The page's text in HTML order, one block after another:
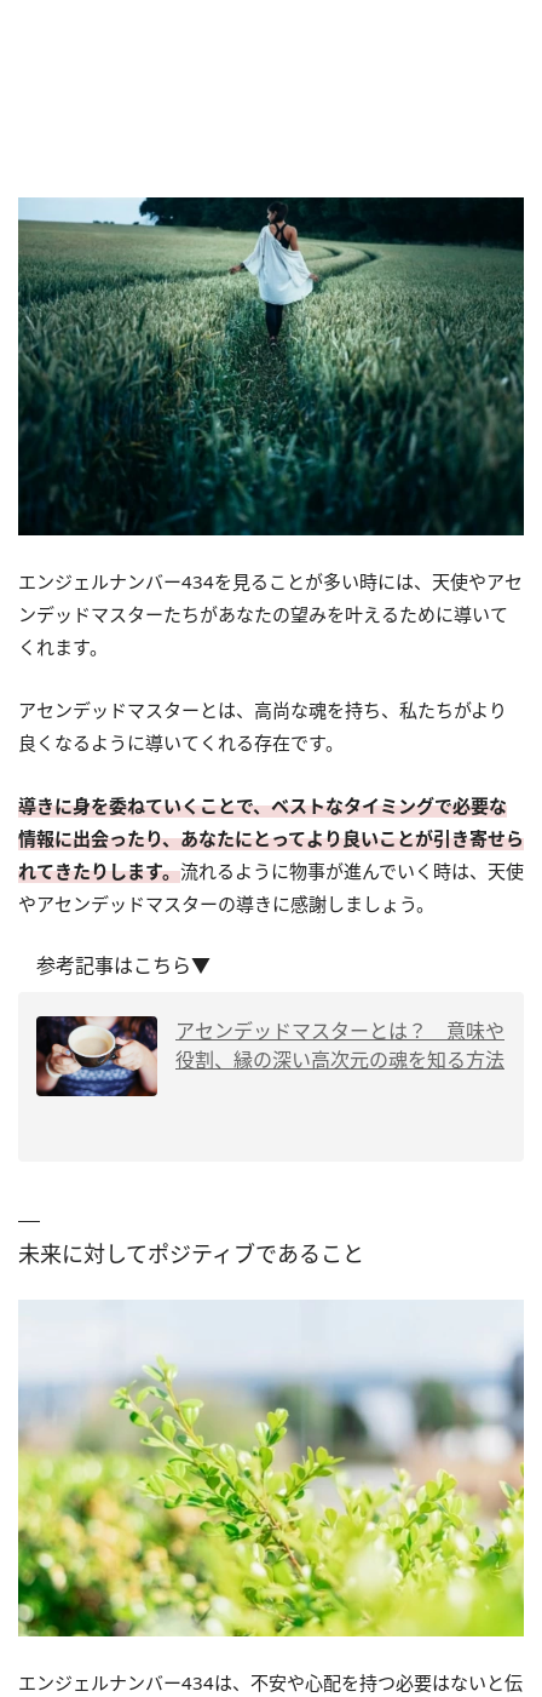
エンジェルナンバー434を見ることが多い時には、天使やアセ
ンデッドマスターたちがあなたの望みを叶えるために導いて
くれます。
アセンデッドマスターとは、高尚な魂を持ち、私たちがより
良くなるように導いてくれる存在です。
導きに身を委ねていくことで、ベストなタイミングで必要な
情報に出会ったり、あなたにとってより良いことが引き寄せら
れてきたりします。流れるように物事が進んでいく時は、天使
やアセンデッドマスターの導きに感謝しましょう。
参考記事はこちら▼
アセンデッドマスターとは？ 意味や
役割、縁の深い高次元の魂を知る方法
未来に対してポジティブであること
エンジェルナンバー434は、不安や心配を持つ必要はないと伝